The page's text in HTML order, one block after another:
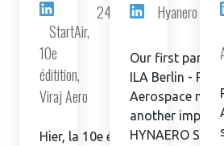
StartAir,
10e
éditition,
Viraj Aero
24 juin 2026
Hier, la 10e édition
Hyanero
Our first
ILA Berlin -
Aerospace
another
HYNAERO